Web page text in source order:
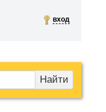
вход
Найти